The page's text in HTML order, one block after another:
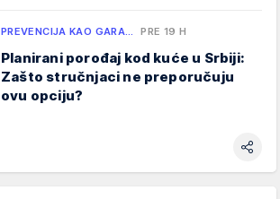
PREVENCIJA KAO GARA… PRE 19 H
Planirani porođaj kod kuće u Srbiji:
Zašto stručnjaci ne preporučuju
ovu opciju?